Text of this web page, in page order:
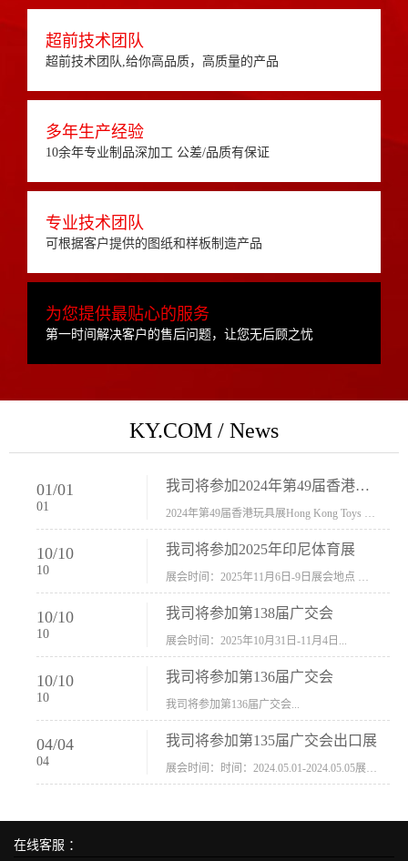
超前技术团队
超前技术团队,给你高品质，高质量的产品
多年生产经验
10余年专业制品深加工 公差/品质有保证
专业技术团队
可根据客户提供的图纸和样板制造产品
为您提供最贴心的服务
第一时间解决客户的售后问题，让您无后顾之忧
KY.COM / News
01/01
01
我司将参加2024年第49届香港玩具展Hong Kong Toys & Games Fair 欢迎新···
10/10
10
我司将参加2025年印尼体育展
10/10
10
我司将参加第138届广交会
展会时间：2025年10月31日-11月4日...
10/10
10
我司将参加第136届广交会
我司将参加第136届广交会...
04/04
04
我司将参加第135届广交会出口展
展会时间：时间：2024.05.01-2024.05.05展会地址：中国进出口商品交易会展馆福建康莱宝公司展位号12.1G37-38、H11-12，浙江康莱宝展位号17.1B23-24、C19-20...
在线客服 ：